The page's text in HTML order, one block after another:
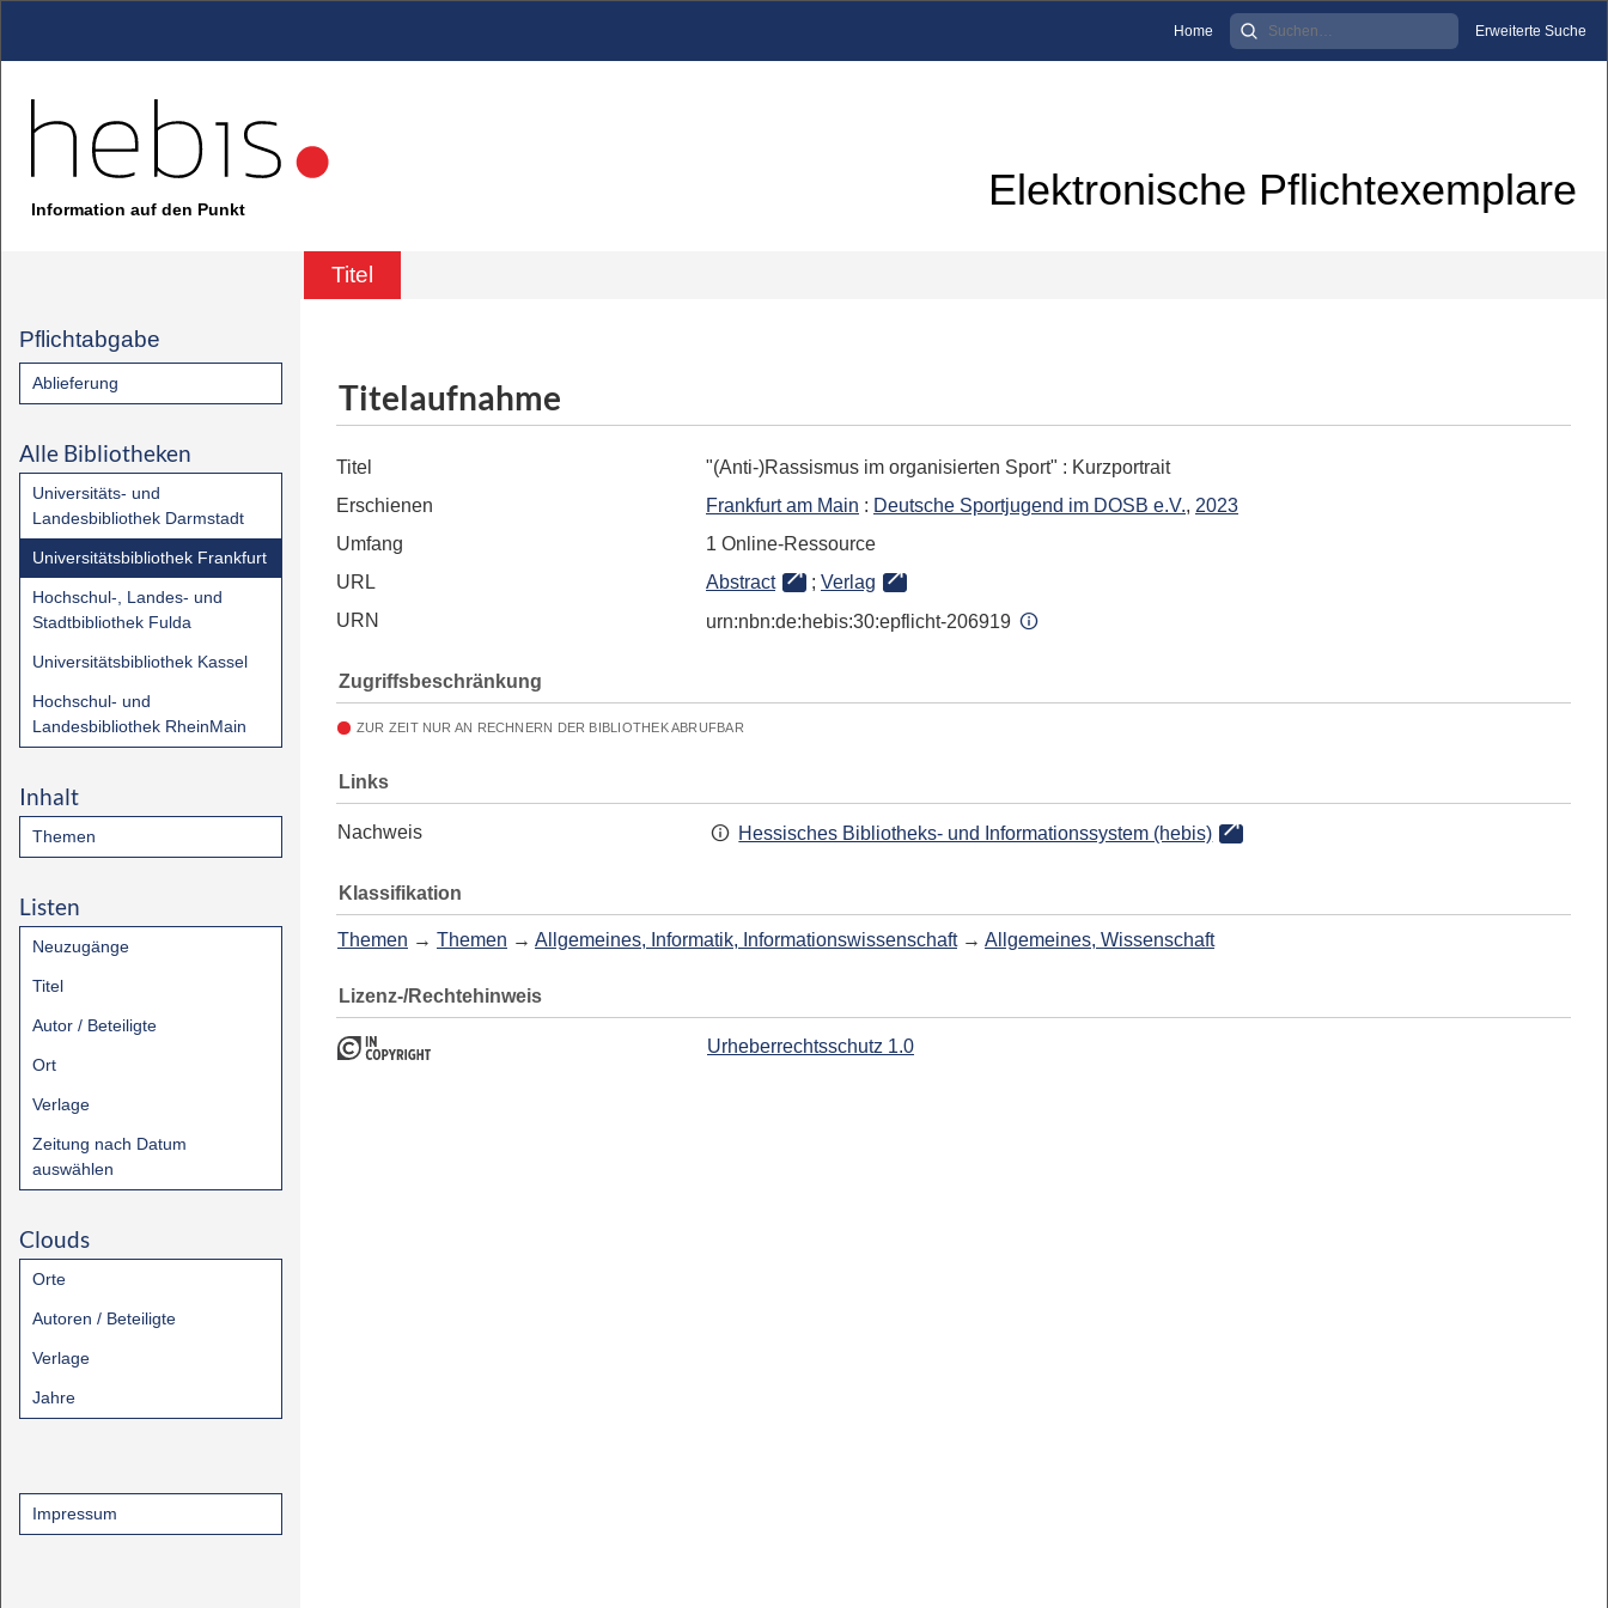
Home Erweiterte Suche
Information auf den Punkt Elektronische Pflichtexemplare
Titel
Pflichtabgabe
Ablieferung
Alle Bibliotheken
Universitäts- und
Landesbibliothek Darmstadt
Universitätsbibliothek Frankfurt
Hochschul-, Landes- und
Stadtbibliothek Fulda
Universitätsbibliothek Kassel
Hochschul- und
Landesbibliothek RheinMain
Inhalt
Themen
Listen
Neuzugänge
Titel
Autor / Beteiligte
Ort
Verlage
Zeitung nach Datum
auswählen
Clouds
Orte
Autoren / Beteiligte
Verlage
Jahre
Impressum
Titelaufnahme
Titel "(Anti-)Rassismus im organisierten Sport" : Kurzportrait
Erschienen
Frankfurt am Main : Deutsche Sportjugend im DOSB e.V., 2023
Umfang
1 Online-Ressource
URL
Abstract ; Verlag
URN
urn:nbn:de:hebis:30:epflicht-206919
Zugriffsbeschränkung
ZUR ZEIT NUR AN RECHNERN DER BIBLIOTHEK ABRUFBAR
Links
Nachweis Hessisches Bibliotheks- und Informationssystem (hebis)
Klassifikation
Themen → Themen → Allgemeines, Informatik, Informationswissenschaft → Allgemeines, Wissenschaft
Lizenz-/Rechtehinweis
Urheberrechtsschutz 1.0